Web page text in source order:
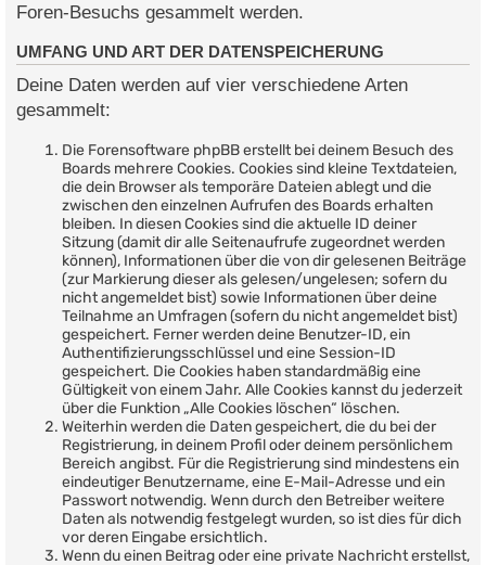
Foren-Besuchs gesammelt werden.
UMFANG UND ART DER DATENSPEICHERUNG
Deine Daten werden auf vier verschiedene Arten
gesammelt:
Die Forensoftware phpBB erstellt bei deinem Besuch des
Boards mehrere Cookies. Cookies sind kleine Textdateien,
die dein Browser als temporäre Dateien ablegt und die
zwischen den einzelnen Aufrufen des Boards erhalten
bleiben. In diesen Cookies sind die aktuelle ID deiner
Sitzung (damit dir alle Seitenaufrufe zugeordnet werden
können), Informationen über die von dir gelesenen Beiträge
(zur Markierung dieser als gelesen/ungelesen; sofern du
nicht angemeldet bist) sowie Informationen über deine
Teilnahme an Umfragen (sofern du nicht angemeldet bist)
gespeichert. Ferner werden deine Benutzer-ID, ein
Authentifizierungsschlüssel und eine Session-ID
gespeichert. Die Cookies haben standardmäßig eine
Gültigkeit von einem Jahr. Alle Cookies kannst du jederzeit
über die Funktion „Alle Cookies löschen“ löschen.
Weiterhin werden die Daten gespeichert, die du bei der
Registrierung, in deinem Profil oder deinem persönlichem
Bereich angibst. Für die Registrierung sind mindestens ein
eindeutiger Benutzername, eine E-Mail-Adresse und ein
Passwort notwendig. Wenn durch den Betreiber weitere
Daten als notwendig festgelegt wurden, so ist dies für dich
vor deren Eingabe ersichtlich.
Wenn du einen Beitrag oder eine private Nachricht erstellst,